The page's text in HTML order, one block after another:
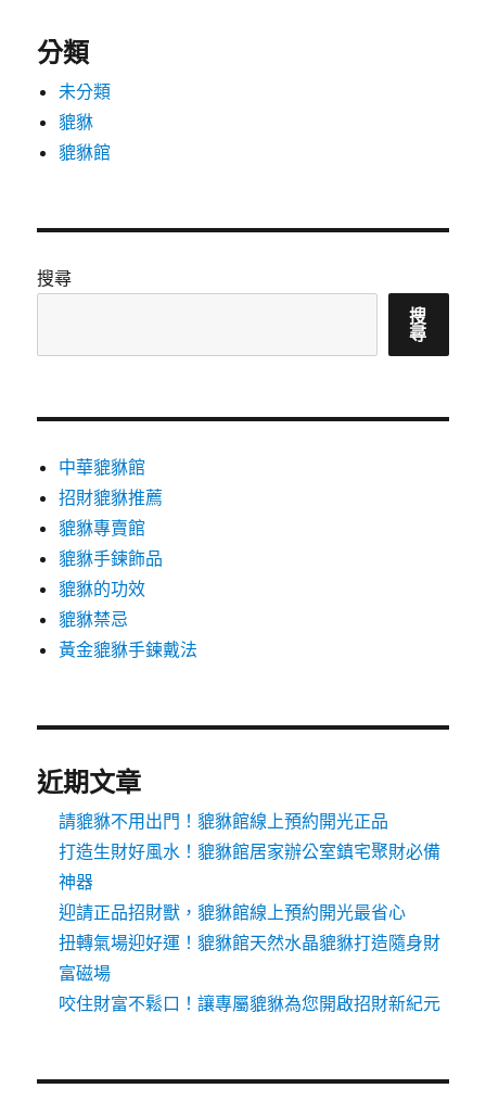
分類
未分類
貔貅
貔貅館
搜尋
搜
尋
中華貔貅館
招財貔貅推薦
貔貅專賣館
貔貅手鍊飾品
貔貅的功效
貔貅禁忌
黃金貔貅手鍊戴法
近期文章
請貔貅不用出門！貔貅館線上預約開光正品
打造生財好風水！貔貅館居家辦公室鎮宅聚財必備
神器
迎請正品招財獸，貔貅館線上預約開光最省心
扭轉氣場迎好運！貔貅館天然水晶貔貅打造隨身財
富磁場
咬住財富不鬆口！讓專屬貔貅為您開啟招財新紀元